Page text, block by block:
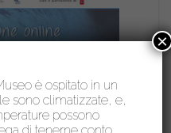
è ospitato in un
sono climatizzate, e,
possono
di tenerne conto
×